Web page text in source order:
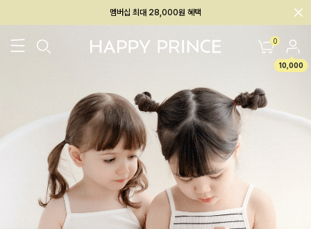
회원전용 아울렛, 가입하면 ~60% 할인!
0
10,000